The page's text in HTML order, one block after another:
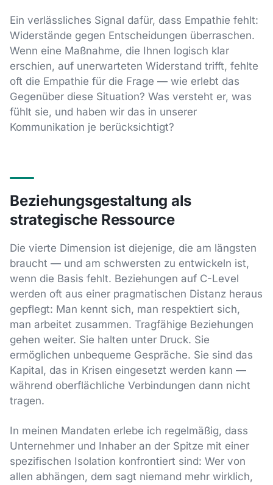
Ein verlässliches Signal dafür, dass Empathie fehlt:
Widerstände gegen Entscheidungen überraschen.
Wenn eine Maßnahme, die Ihnen logisch klar
erschien, auf unerwarteten Widerstand trifft, fehlte
oft die Empathie für die Frage — wie erlebt das
Gegenüber diese Situation? Was versteht er, was
fühlt sie, und haben wir das in unserer
Kommunikation je berücksichtigt?
Beziehungsgestaltung als
strategische Ressource
Die vierte Dimension ist diejenige, die am längsten
braucht — und am schwersten zu entwickeln ist,
wenn die Basis fehlt. Beziehungen auf C-Level
werden oft aus einer pragmatischen Distanz heraus
gepflegt: Man kennt sich, man respektiert sich,
man arbeitet zusammen. Tragfähige Beziehungen
gehen weiter. Sie halten unter Druck. Sie
ermöglichen unbequeme Gespräche. Sie sind das
Kapital, das in Krisen eingesetzt werden kann —
während oberflächliche Verbindungen dann nicht
tragen.
In meinen Mandaten erlebe ich regelmäßig, dass
Unternehmer und Inhaber an der Spitze mit einer
spezifischen Isolation konfrontiert sind: Wer von
allen abhängen, dem sagt niemand mehr wirklich,